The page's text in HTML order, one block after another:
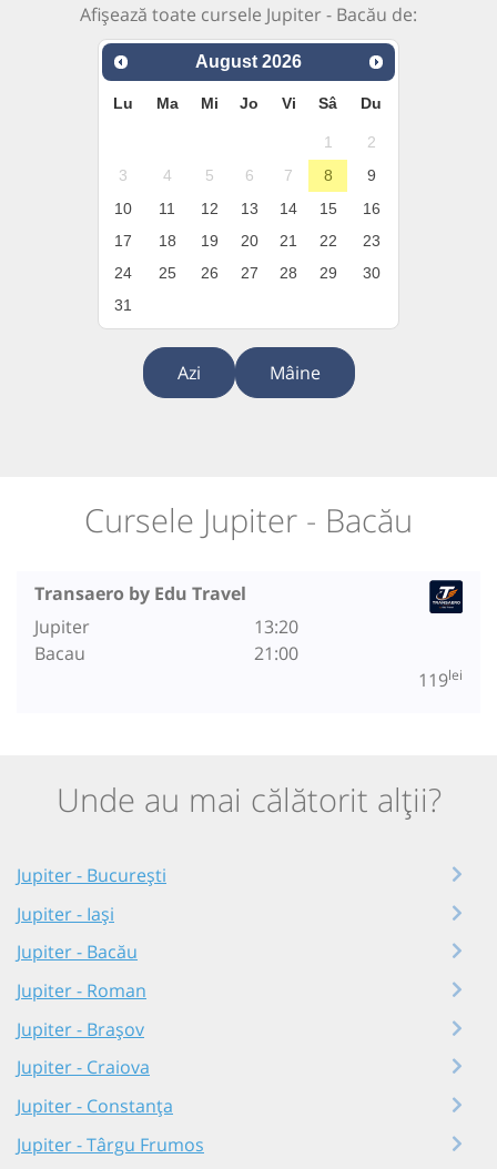
Afișează toate cursele Jupiter - Bacău de:
August 2026
Lu Ma Mi Jo Vi Sâ Du
1
2
3
4 5 6 7 8
9
10
11 12 13 14 15
16
17
18 19 20 21 22
23
24
25 26 27 28 29
30
31
Azi Mâine
Cursele Jupiter - Bacău
Transaero by Edu Travel
Jupiter
Bacau
13:20
21:00
119lei
Unde au mai călătorit alții?
Jupiter - București
Jupiter - Iași
Jupiter - Bacău
Jupiter - Roman
Jupiter - Brașov
Jupiter - Craiova
Jupiter - Constanța
Jupiter - Târgu Frumos